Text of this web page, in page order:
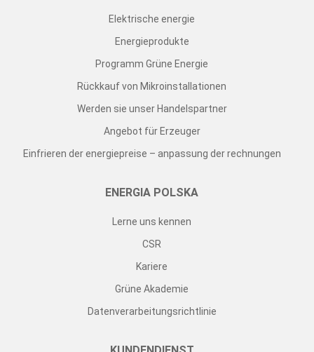
Elektrische energie
Energieprodukte
Programm Grüne Energie
Rückkauf von Mikroinstallationen
Werden sie unser Handelspartner
Angebot für Erzeuger
Einfrieren der energiepreise – anpassung der rechnungen
ENERGIA POLSKA
Lerne uns kennen
CSR
Kariere
Grüne Akademie
Datenverarbeitungsrichtlinie